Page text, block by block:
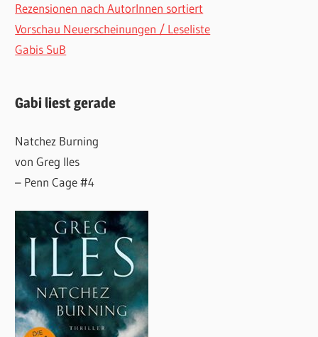
Rezensionen nach AutorInnen sortiert
Vorschau Neuerscheinungen / Leseliste
Gabis SuB
Gabi liest gerade
Natchez Burning
von Greg Iles
– Penn Cage #4